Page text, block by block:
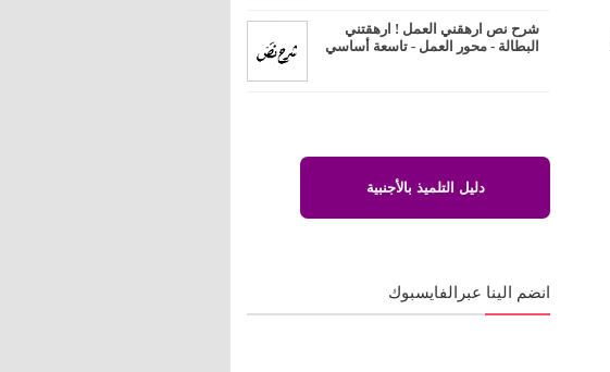
شرح نص ارهقني العمل ! ارهقتني
البطالة - محور العمل - تاسعة أساسي
دليل التلميذ بالأجنبية
انضم الينا عبرالفايسبوك